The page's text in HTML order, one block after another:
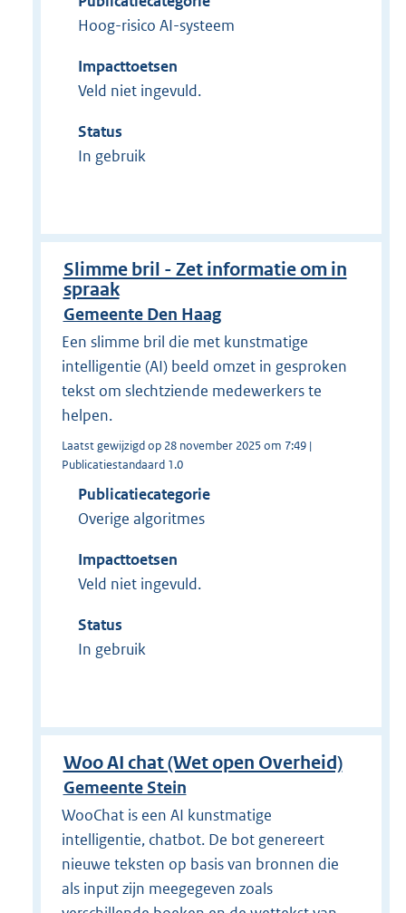
Hoog-risico AI-systeem
Impacttoetsen
Veld niet ingevuld.
Status
In gebruik
Slimme bril - Zet informatie om in
spraak
Gemeente Den Haag
Een slimme bril die met kunstmatige
intelligentie (AI) beeld omzet in gesproken
tekst om slechtziende medewerkers te
helpen.
Laatst gewijzigd op 28 november 2025 om 7:49 |
Publicatiestandaard 1.0
Publicatiecategorie
Overige algoritmes
Impacttoetsen
Veld niet ingevuld.
Status
In gebruik
Woo AI chat (Wet open Overheid)
Gemeente Stein
WooChat is een AI kunstmatige
intelligentie, chatbot. De bot genereert
nieuwe teksten op basis van bronnen die
als input zijn meegegeven zoals